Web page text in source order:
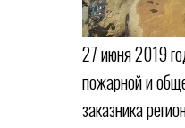
27 июня 2019
пожарной и
заказника